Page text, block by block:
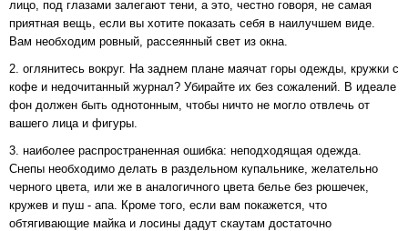
лицо, под глазами залегают тени, а это, честно говоря, не самая
приятная вещь, если вы хотите показать себя в наилучшем виде.
Вам необходим ровный, рассеянный свет из окна.
2. оглянитесь вокруг. На заднем плане маячат горы одежды, кружки с
кофе и недочитанный журнал? Убирайте их без сожалений. В идеале
фон должен быть однотонным, чтобы ничто не могло отвлечь от
вашего лица и фигуры.
3. наиболее распространенная ошибка: неподходящая одежда.
Снепы необходимо делать в раздельном купальнике, желательно
черного цвета, или же в аналогичного цвета белье без рюшечек,
кружев и пуш - апа. Кроме того, если вам покажется, что
обтягивающие майка и лосины дадут скаутам достаточно